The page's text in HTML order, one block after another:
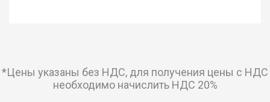
*Цены указаны без НДС, для получения цены с НДС
необходимо начислить НДС 20%